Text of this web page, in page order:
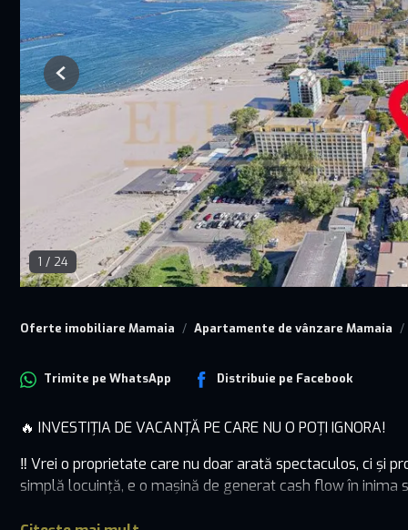
1 / 24
Previous
Oferte imobiliare Mamaia Apartamente de vânzare Mamaia
Trimite pe WhatsApp Distribuie pe Facebook
🔥 INVESTIȚIA DE VACANȚĂ PE CARE NU O POȚI IGNORA!
‼️ Vrei o proprietate care nu doar arată spectaculos, ci și
simplă locuință, e o mașină de generat cash flow în inima
📐 60 mp de rafinament, mobilat și utilat complet